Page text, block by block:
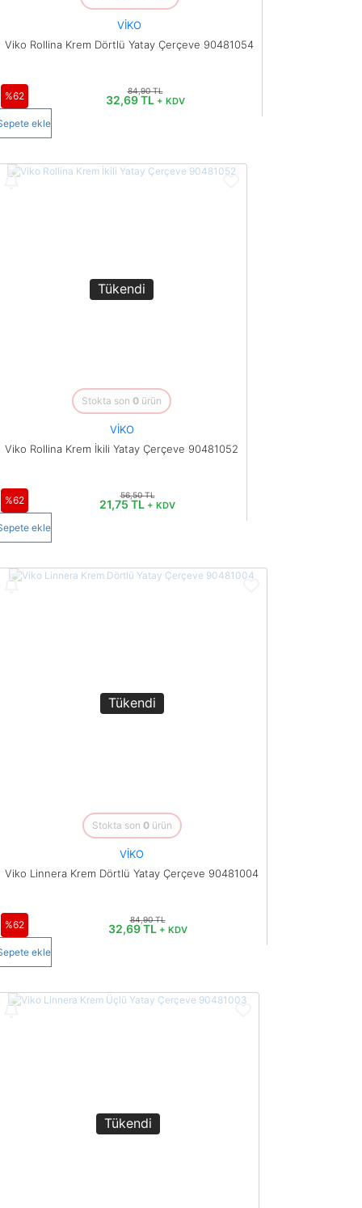
VİKO
Viko Rollina Krem Dörtlü Yatay Çerçeve 90481054
%62 84,90 TL
32,69 TL + KDV
ekle
Tükendi
Stokta son 0 ürün
VİKO
Viko Rollina Krem İkili Yatay Çerçeve 90481052
%62 56,50 TL
21,75 TL + KDV
ekle
Tükendi
Stokta son 0ürün
VİKO
Viko Linnera Krem Dörtlü Yatay Çerçeve 90481004
%62 84,90 TL
32,69 TL + KDV
ekle
Tükendi